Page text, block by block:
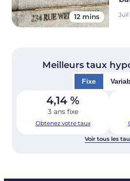
12 mins Juil
Meilleurs taux
Fixe
4,14 %
3 ans fixe
Obtenez votre taux
Voir tous les